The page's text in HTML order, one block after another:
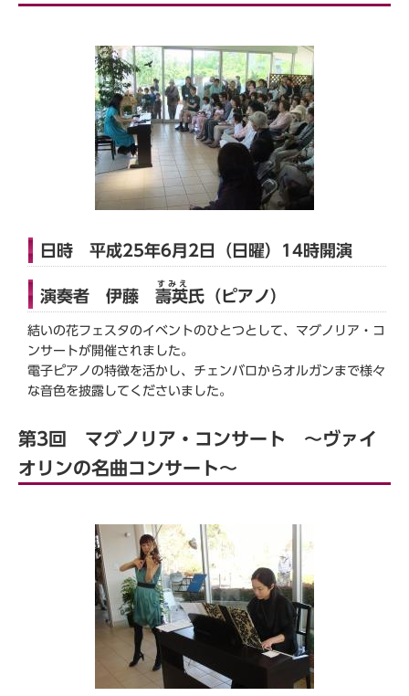
日時 平成25年6月2日（日曜）14時開演
演奏者 伊藤 壽英
すみえ
氏（ピアノ）
結いの花フェスタのイベントのひとつとして、マグノリア・コ
ンサートが開催されました。
電子ピアノの特徴を活かし、チェンバロからオルガンまで様々
な音色を披露してくださいました。
第3回 マグノリア・コンサート ～ヴァイ
オリンの名曲コンサート～